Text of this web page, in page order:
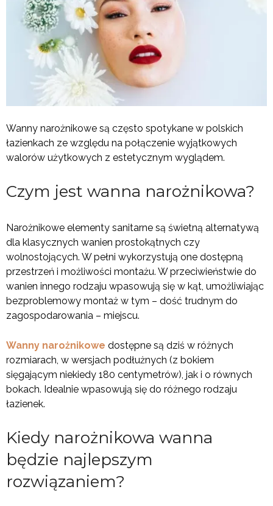
Wanny narożnikowe są często spotykane w polskich
łazienkach ze względu na połączenie wyjątkowych
walorów użytkowych z estetycznym wyglądem.
Czym jest wanna narożnikowa?
Narożnikowe elementy sanitarne są świetną alternatywą
dla klasycznych wanien prostokątnych czy
wolnostojących. W pełni wykorzystują one dostępną
przestrzeń i możliwości montażu. W przeciwieństwie do
wanien innego rodzaju wpasowują się w kąt, umożliwiając
bezproblemowy montaż w tym – dość trudnym do
zagospodarowania – miejscu.
Wanny narożnikowe dostępne są dziś w różnych
rozmiarach, w wersjach podłużnych (z bokiem
sięgającym niekiedy 180 centymetrów), jak i o równych
bokach. Idealnie wpasowują się do różnego rodzaju
łazienek.
Kiedy narożnikowa wanna
będzie najlepszym
rozwiązaniem?